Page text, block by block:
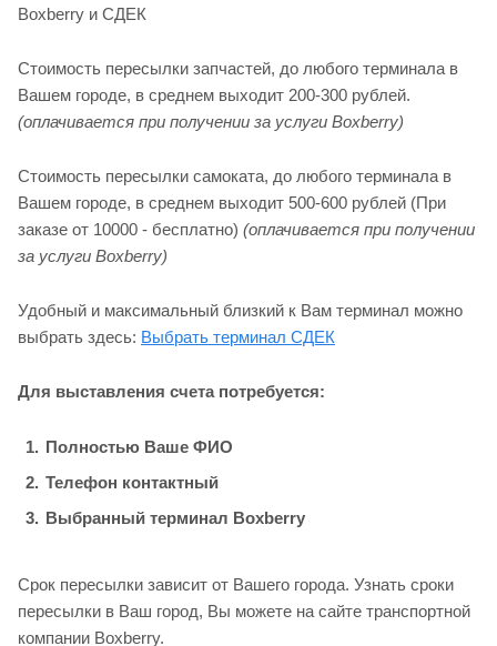
Boxberry и СДЕК
Стоимость пересылки запчастей, до любого терминала в
Вашем городе, в среднем выходит 200-300 рублей.
(оплачивается при получении за услуги Boxberry)
Стоимость пересылки самоката, до любого терминала в
Вашем городе, в среднем выходит 500-600 рублей (При
заказе от 10000 - бесплатно) (оплачивается при получении
за услуги Boxberry)
Удобный и максимальный близкий к Вам терминал можно
выбрать здесь: Выбрать терминал СДЕК
Для выставления счета потребуется:
Полностью Ваше ФИО
Телефон контактный
Выбранный терминал Boxberry
Срок пересылки зависит от Вашего города. Узнать сроки
пересылки в Ваш город, Вы можете на сайте транспортной
компании Boxberry.